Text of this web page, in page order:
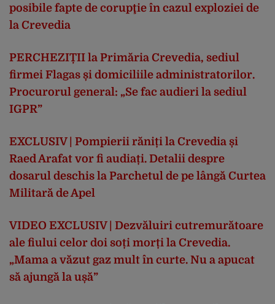
posibile fapte de corupţie în cazul exploziei de
la Crevedia
PERCHEZIȚII la Primăria Crevedia, sediul
firmei Flagas și domiciliile administratorilor.
Procurorul general: „Se fac audieri la sediul
IGPR”
EXCLUSIV | Pompierii răniți la Crevedia și
Raed Arafat vor fi audiați. Detalii despre
dosarul deschis la Parchetul de pe lângă Curtea
Militară de Apel
VIDEO EXCLUSIV | Dezvăluiri cutremurătoare
ale fiului celor doi soți morți la Crevedia.
„Mama a văzut gaz mult în curte. Nu a apucat
să ajungă la ușă”